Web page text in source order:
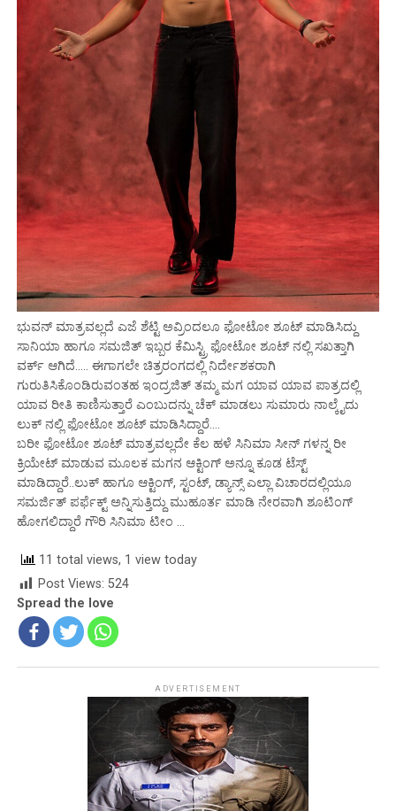
ಭುವನ್ ಮಾತ್ರವಲ್ಲದೆ ಎಜೆ ಶೆಟ್ಟಿ ಅವ್ರಿಂದಲೂ ಫೋಟೋ ಶೂಟ್ ಮಾಡಿಸಿದ್ದು
ಸಾನಿಯಾ ಹಾಗೂ ಸಮಜಿತ್ ಇಬ್ಬರ ಕೆಮಿಸ್ಟ್ರಿ ಫೋಟೋ ಶೂಟ್ ನಲ್ಲಿ ಸಖತ್ತಾಗಿ
ವರ್ಕ್ ಆಗಿದೆ….. ಈಗಾಗಲೇ ಚಿತ್ರರಂಗದಲ್ಲಿ ನಿರ್ದೇಶಕರಾಗಿ
ಗುರುತಿಸಿಕೊಂಡಿರುವಂತಹ ಇಂದ್ರಜಿತ್ ತಮ್ಮ ಮಗ ಯಾವ ಯಾವ ಪಾತ್ರದಲ್ಲಿ
ಯಾವ ರೀತಿ ಕಾಣಿಸುತ್ತಾರೆ ಎಂಬುದನ್ನು ಚೆಕ್ ಮಾಡಲು ಸುಮಾರು ನಾಲ್ಕೈದು
ಲುಕ್ ನಲ್ಲಿ ಫೋಟೋ ಶೂಟ್ ಮಾಡಿಸಿದ್ದಾರೆ….
ಬರೀ ಫೋಟೋ ಶೂಟ್ ಮಾತ್ರವಲ್ಲದೇ ಕೆಲ ಹಳೆ ಸಿನಿಮಾ ಸೀನ್ ಗಳನ್ನ ರೀ
ಕ್ರಿಯೇಟ್ ಮಾಡುವ ಮೂಲಕ ಮಗನ ಆಕ್ಟಿಂಗ್ ಅನ್ನೂ ಕೂಡ ಟೆಸ್ಟ್
ಮಾಡಿದ್ದಾರೆ..ಲುಕ್ ಹಾಗೂ ಆಕ್ಟಿಂಗ್, ಸ್ಟಂಟ್, ಡ್ಯಾನ್ಸ್ ಎಲ್ಲಾ ವಿಚಾರದಲ್ಲಿಯೂ
ಸಮರ್ಜಿತ್ ಪರ್ಫೆಕ್ಟ್ ಅನ್ನಿಸುತ್ತಿದ್ದು ಮುಹೂರ್ತ ಮಾಡಿ ನೇರವಾಗಿ ಶೂಟಿಂಗ್
ಹೋಗಲಿದ್ದಾರೆ ಗೌರಿ ಸಿನಿಮಾ ಟೀಂ …
11 total views, 1 view today
Post Views: 524
Spread the love
ADVERTISEMENT